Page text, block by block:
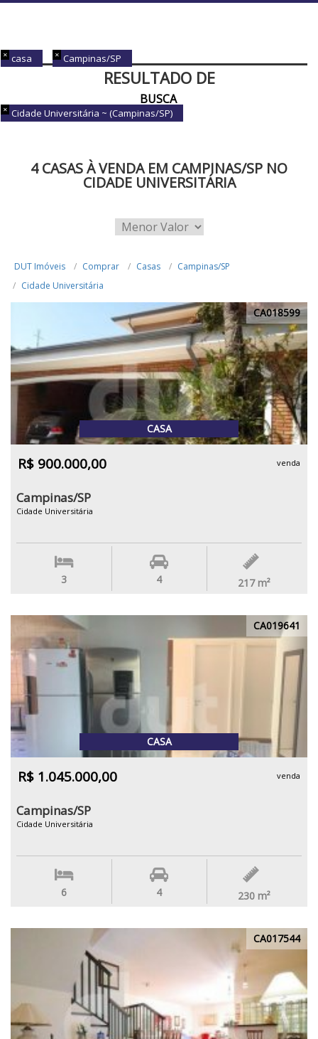
casa Campinas/SP
Cidade Universitária ~ (Campinas/SP)
RESULTADO DE
BUSCA
4 CASAS À VENDA EM CAMPINAS/SP NO
CIDADE UNIVERSITÁRIA
DUT Imóveis Comprar Casas
Campinas/SP
Cidade Universitária
CA018599
CASA
R$ 900.000,00 venda
Campinas/SP
Cidade Universitária
3 4 217 m²
CA019641
CASA
R$ 1.045.000,00 venda
Campinas/SP
Cidade Universitária
6 4 230 m²
CA017544